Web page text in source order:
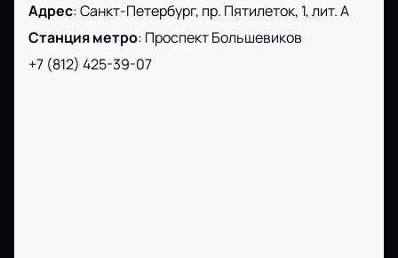
Адрес:Санкт-Петербург, пр. Пятилеток, 1, лит. А
Станция метро: Проспект Большевиков
+7 (812) 425-39-07